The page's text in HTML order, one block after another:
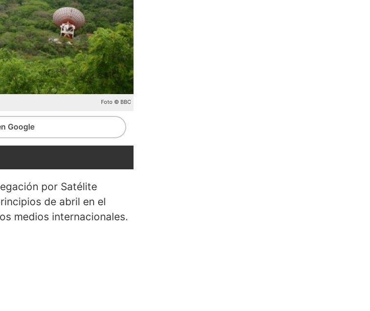
Foto © BBC
Google
por Satélite
de abril en el
medios internacionales.